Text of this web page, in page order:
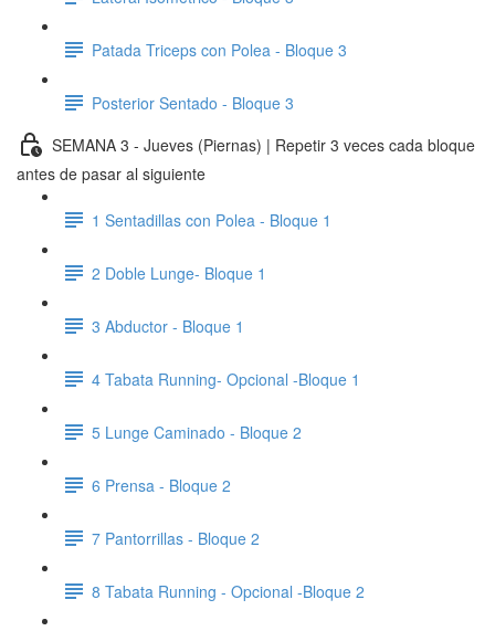
Patada Triceps con Polea - Bloque 3
Posterior Sentado - Bloque 3
SEMANA 3 - Jueves (Piernas) | Repetir 3 veces cada bloque
antes de pasar al siguiente
1 Sentadillas con Polea - Bloque 1
2 Doble Lunge- Bloque 1
3 Abductor - Bloque 1
4 Tabata Running- Opcional -Bloque 1
5 Lunge Caminado - Bloque 2
6 Prensa - Bloque 2
7 Pantorrillas - Bloque 2
8 Tabata Running - Opcional -Bloque 2